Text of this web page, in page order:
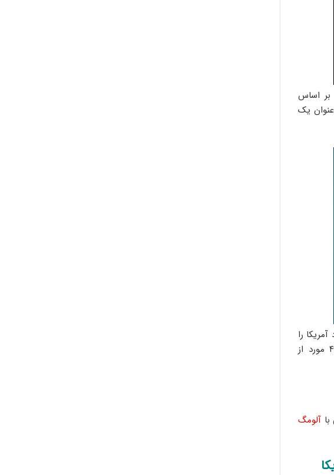
بر اساس
به عنوان یک
را
تجهیز می‌کنند، بلکه محصولات‌شان به کشورهای دیگر نیز در سراسر جهان صادر می‌شود. در این بین، ۴ مورد از
آلومگ